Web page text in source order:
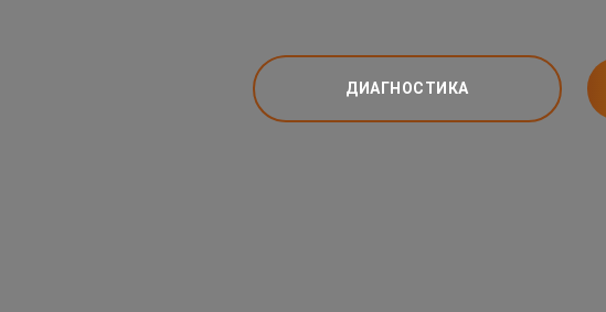
ДИАГНОСТИКА